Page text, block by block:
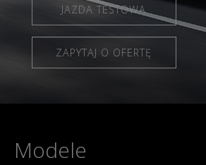
JAZDA TESTOWA
ZAPYTAJ O OFERTĘ
Modele